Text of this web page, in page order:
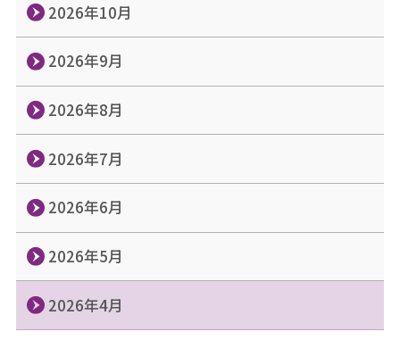
2026年10月
2026年9月
2026年8月
2026年7月
2026年6月
2026年5月
2026年4月